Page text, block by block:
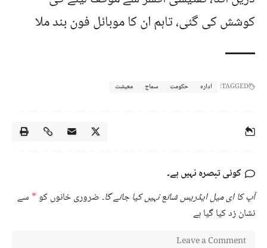
کوشش کی گئی، تاہم ان کا موبائل فون بند ملا
TAGGED: ادارہ حکومت سماج معیشت
کوئی تبصرہ نہیں ہے۔
آپ کا ای میل ایڈریس شائع نہیں کیا جائے گا۔ضروری خانوں کو* سے
نشان زد کیا گیا ہے